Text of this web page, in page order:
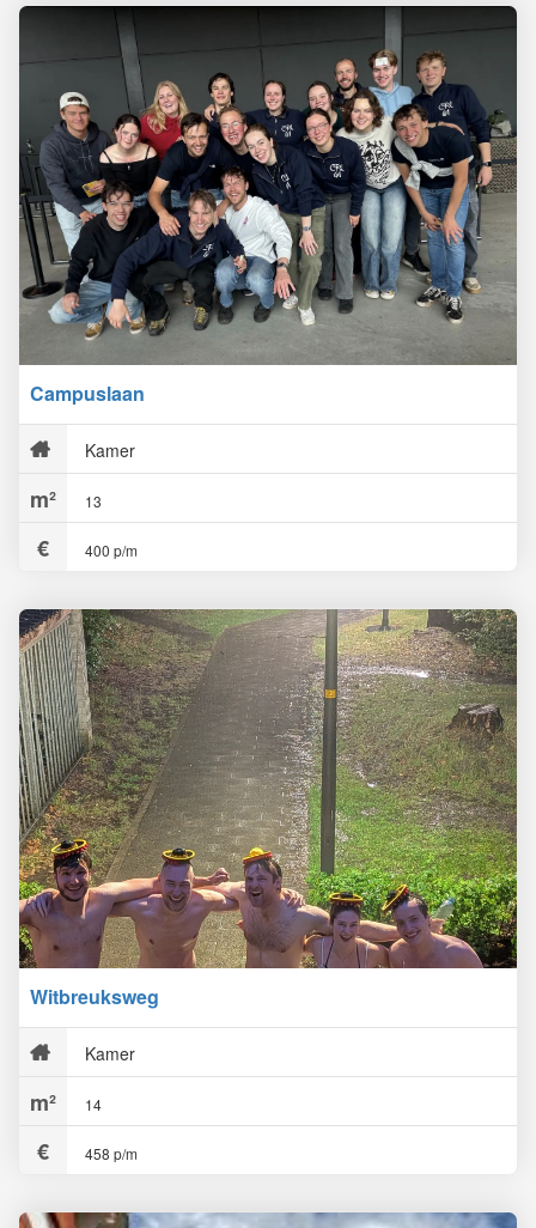
Campuslaan
Kamer
13
400 p/m
Witbreuksweg
Kamer
14
458 p/m